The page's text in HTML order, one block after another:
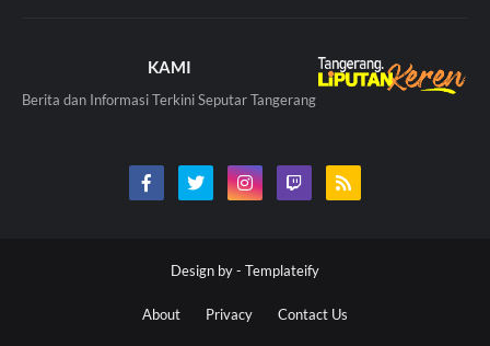
KAMI
Berita dan Informasi Terkini Seputar Tangerang
Design by - Templateify
About Privacy Contact Us